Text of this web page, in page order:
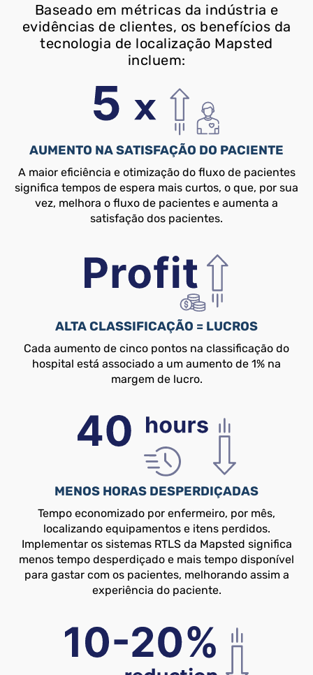
Baseado em métricas da indústria e
evidências de clientes, os benefícios da
tecnologia de localização Mapsted
incluem:
AUMENTO NA SATISFAÇÃO DO PACIENTE
A maior eficiência e otimização do fluxo de pacientes
significa tempos de espera mais curtos, o que, por sua
vez, melhora o fluxo de pacientes e aumenta a
satisfação dos pacientes.
ALTA CLASSIFICAÇÃO = LUCROS
Cada aumento de cinco pontos na classificação do
hospital está associado a um aumento de 1% na
margem de lucro.
MENOS HORAS DESPERDIÇADAS
Tempo economizado por enfermeiro, por mês,
localizando equipamentos e itens perdidos.
Implementar os sistemas RTLS da Mapsted significa
menos tempo desperdiçado e mais tempo disponível
para gastar com os pacientes, melhorando assim a
experiência do paciente.